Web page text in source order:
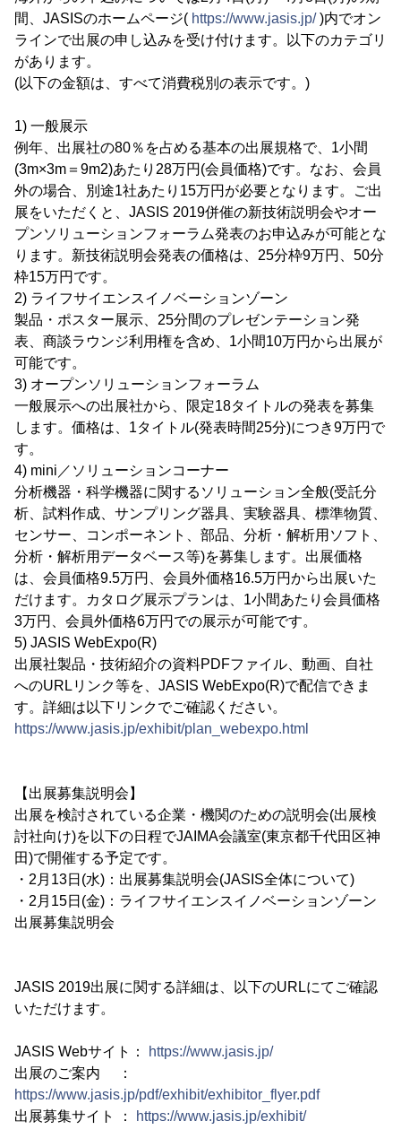
間、JASISのホームページ( https://www.jasis.jp/)内でオン
ラインで出展の申し込みを受け付けます。以下のカテゴリ
があります。
(以下の金額は、すべて消費税別の表示です。)
1) 一般展示
例年、出展社の80％を占める基本の出展規格で、1小間
(3m×3m＝9m2)あたり28万円(会員価格)です。なお、会員
外の場合、別途1社あたり15万円が必要となります。ご出
展をいただくと、JASIS 2019併催の新技術説明会やオー
プンソリューションフォーラム発表のお申込みが可能とな
ります。新技術説明会発表の価格は、25分枠9万円、50分
枠15万円です。
2) ライフサイエンスイノベーションゾーン
製品・ポスター展示、25分間のプレゼンテーション発
表、商談ラウンジ利用権を含め、1小間10万円から出展が
可能です。
3) オープンソリューションフォーラム
一般展示への出展社から、限定18タイトルの発表を募集
します。価格は、1タイトル(発表時間25分)につき9万円で
す。
4) mini／ソリューションコーナー
分析機器・科学機器に関するソリューション全般(受託分
析、試料作成、サンプリング器具、実験器具、標準物質、
センサー、コンポーネント、部品、分析・解析用ソフト、
分析・解析用データベース等)を募集します。出展価格
は、会員価格9.5万円、会員外価格16.5万円から出展いた
だけます。カタログ展示プランは、1小間あたり会員価格
3万円、会員外価格6万円での展示が可能です。
5) JASIS WebExpo(R)
出展社製品・技術紹介の資料PDFファイル、動画、自社
へのURLリンク等を、JASIS WebExpo(R)で配信できま
す。詳細は以下リンクでご確認ください。
https://www.jasis.jp/exhibit/plan_webexpo.html
【出展募集説明会】
出展を検討されている企業・機関のための説明会(出展検
討社向け)を以下の日程でJAIMA会議室(東京都千代田区神
田)で開催する予定です。
・2月13日(水)：出展募集説明会(JASIS全体について)
・2月15日(金)：ライフサイエンスイノベーションゾーン
出展募集説明会
JASIS 2019出展に関する詳細は、以下のURLにてご確認
いただけます。
JASIS Webサイト：
https://www.jasis.jp/
出展のご案内 ：
https://www.jasis.jp/pdf/exhibit/exhibitor_flyer.pdf
出展募集サイト ：
https://www.jasis.jp/exhibit/